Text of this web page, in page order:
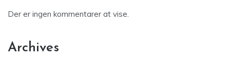
Der er ingen kommentarer at vise.
Archives